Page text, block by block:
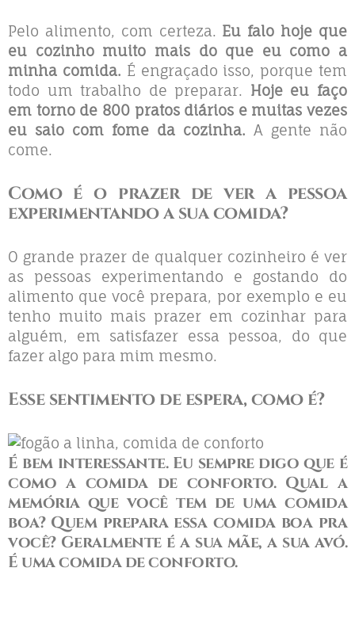
Pelo alimento, com certeza. Eu falo hoje que
eu cozinho muito mais do que eu como a
minha comida. É engraçado isso, porque tem
todo um trabalho de preparar. Hoje eu faço
em torno de 800 pratos diários e muitas vezes
eu saio com fome da cozinha. A gente não
come.
Como é o prazer de ver a pessoa
experimentando a sua comida?
O grande prazer de qualquer cozinheiro é ver
as pessoas experimentando e gostando do
alimento que você prepara, por exemplo e eu
tenho muito mais prazer em cozinhar para
alguém, em satisfazer essa pessoa, do que
fazer algo para mim mesmo.
Esse sentimento de espera, como é?
É bem interessante. Eu sempre digo que é
como a comida de conforto. Qual a
memória que você tem de uma comida
boa? Quem prepara essa comida boa pra
você? Geralmente é a sua mãe, a sua avó.
É uma comida de conforto.